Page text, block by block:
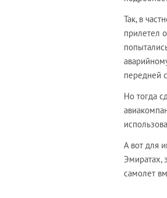
Так, в
прилетел
передней
Но тогда
А вот для
Эмиратах,
самолет